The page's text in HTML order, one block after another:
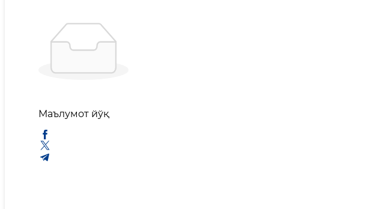
Маълумот йўқ